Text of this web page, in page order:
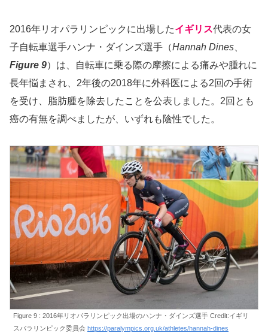
2016年リオパラリンピックに出場したイギリス代表の女
子自転車選手ハンナ・ダインズ選手（Hannah Dines
Figure 9）は、自転車に乗る際の摩擦による痛みや腫れに
長年悩まされ、2年後の2018年に外科医による2回の手術
を受け、脂肪腫を除去したことを公表しました。2回とも
癌の有無を調べましたが、いずれも陰性でした。
Figure 9 : 2016年リオパラリンピック出場のハンナ・ダインズ選手 Credit:イギリ
スパラリンピック委員会 https://paralympics.org.uk/athletes/hannah-dines